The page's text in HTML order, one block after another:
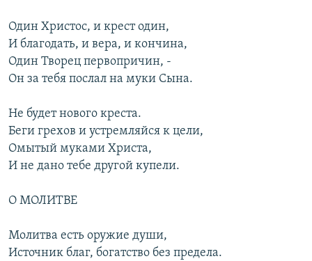
Один Христос, и крест один,
И благодать, и вера, и кончина,
Один Творец первопричин, -
Он за тебя послал на муки Сына.
Не будет нового креста.
Беги грехов и устремляйся к цели,
Омытый муками Христа,
И не дано тебе другой купели.
О МОЛИТВЕ
Молитва есть оружие души,
Источник благ, богатство без предела.